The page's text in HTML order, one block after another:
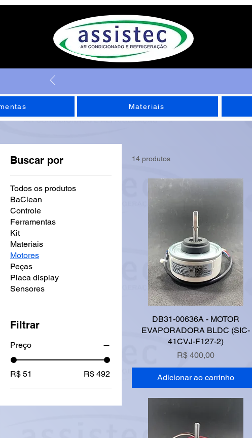
Materiais
Buscar por
Todos os produtos
BaClean
Controle
Ferramentas
Kit
Materiais
Motores
Peças
Placa display
Sensores
Filtrar
Preço
R$ 51 R$ 492
14 produtos
DB31-00636A - MOTOR
EVAPORADORA BLDC (SIC-
41CVJ-F127-2)
Preço
R$ 400,00
Adicionar ao carrinho